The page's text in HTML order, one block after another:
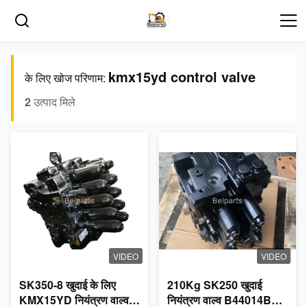
के लिए खोज परिणाम: kmx15yd control valve
2उत्पाद मिले
VIDEO
SK350-8 खुदाई के लिए
KMX15YD नियंत्रण वाल्व
VIDEO
210Kg SK250 खुदाई
नियंत्रण वाल्व B44014B